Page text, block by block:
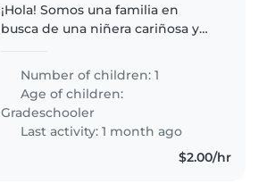
¡Hola! Somos una familia en
busca de una niñera cariñosa y
energético, juguetón e
inteligente. Necesitamos a
alguien que..
Number of children: 1
Age of children:
Gradeschooler
Last activity: 1 month ago
$2.00/hr